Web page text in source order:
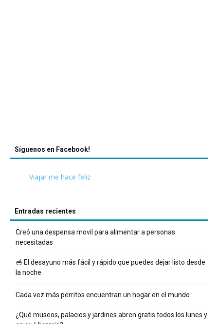
Síguenos en Facebook!
Viajar me hace feliz
Entradas recientes
Creó una despensa movil para alimentar a personas
necesitadas
🥣 El desayuno más fácil y rápido que puedes dejar listo desde
la noche
Cada vez más perritos encuentran un hogar en el mundo
¿Qué museos, palacios y jardines abren gratis todos los lunes y